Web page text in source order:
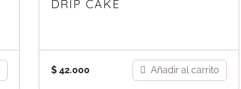
DRIP CAKE
$42.000 Añadir al carrito